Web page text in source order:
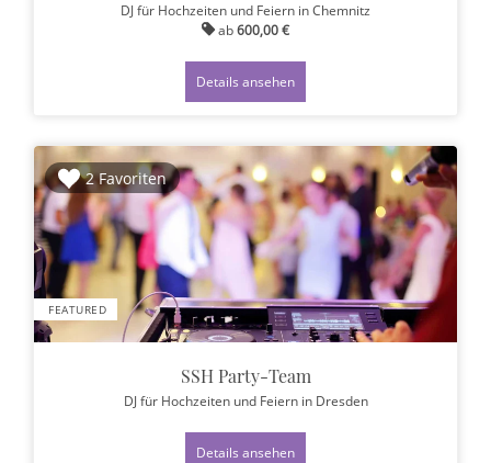
DJ für Hochzeiten und Feiern in Chemnitz
ab600,00 €
Details ansehen
2 Favoriten
FEATURED
SSH Party-Team
DJ für Hochzeiten und Feiern in Dresden
Details ansehen